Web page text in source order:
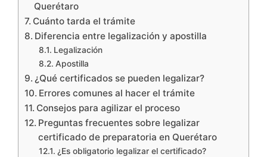
Querétaro
Cuánto tarda el trámite
Diferencia entre legalización y apostilla
Legalización
Apostilla
¿Qué certificados se pueden legalizar?
Errores comunes al hacer el trámite
Consejos para agilizar el proceso
Preguntas frecuentes sobre legalizar
certificado de preparatoria en Querétaro
¿Es obligatorio legalizar el certificado?